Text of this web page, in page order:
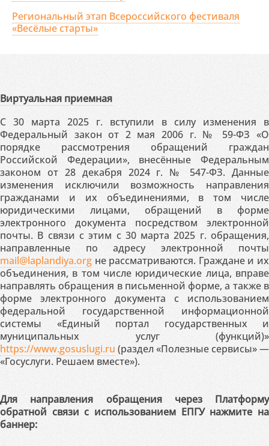
Региональный этап Всероссийского фестиваля
«Весёлые старты»
Виртуальная приемная
С 30 марта 2025 г. вступили в силу изменения в
Федеральный закон от 2 мая 2006 г. № 59-ФЗ «О
порядке рассмотрения обращений граждан
Российской Федерации», внесённые Федеральным
законом от 28 декабря 2024 г. № 547-ФЗ. Данные
изменения исключили возможность направления
гражданами и их объединениями, в том числе
юридическими лицами, обращений в форме
электронного документа посредством электронной
почты. В связи с этим с 30 марта 2025 г. обращения,
направленные по адресу электронной почты
mail@laplandiya.org не рассматриваются. Граждане и их
объединения, в том числе юридические лица, вправе
направлять обращения в письменной форме, а также в
форме электронного документа с использованием
федеральной государственной информационной
системы «Единый портал государственных и
муниципальных услуг (функций)»
https://www.gosuslugi.ru (раздел «Полезные сервисы» —
«Госуслуги. Решаем вместе»).
Для направления обращения через Платформу
обратной связи с использованием ЕПГУ нажмите на
баннер: